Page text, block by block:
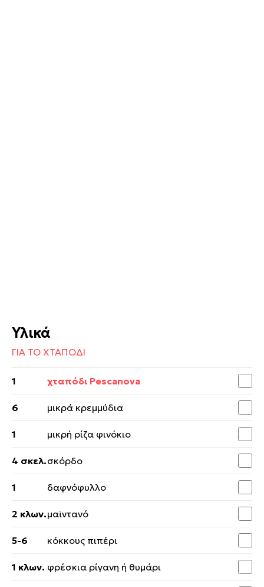
Υλικά
ΓΙΑ ΤΟ ΧΤΑΠΟΔΙ
1 χταπόδι Pescanova
6 μικρά κρεμμύδια
1 μικρή ρίζα φινόκιο
4 σκελ.σκόρδο
1 δαφνόφυλλο
2 κλων.μαϊντανό
5-6 κόκκους πιπέρι
1 κλων. φρέσκια ρίγανη ή θυμάρι